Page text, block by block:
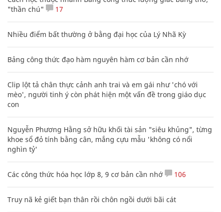
"thần chú"
17
Nhiều điểm bất thường ở bằng đại học của Lý Nhã Kỳ
Bảng công thức đạo hàm nguyên hàm cơ bản cần nhớ
Clip lột tả chân thực cảnh anh trai và em gái như 'chó với
mèo', người tinh ý còn phát hiện một vấn đề trong giáo dục
con
Nguyễn Phương Hằng sở hữu khối tài sản "siêu khủng", từng
khoe sổ đỏ tính bằng cân, mắng cựu mẫu 'không có nổi
nghìn tỷ'
Các công thức hóa học lớp 8, 9 cơ bản cần nhớ 106
Truy nã kẻ giết bạn thân rồi chôn ngồi dưới bãi cát